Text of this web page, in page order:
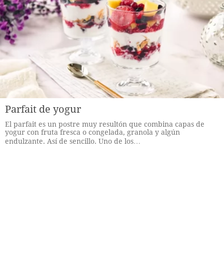
Parfait de yogur
El parfait es un postre muy resultón que combina capas de
yogur con fruta fresca o congelada, granola y algún
endulzante. Así de sencillo. Uno de los…